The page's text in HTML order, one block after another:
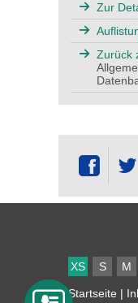
Zur
Zurück
XS S M
Startseite |